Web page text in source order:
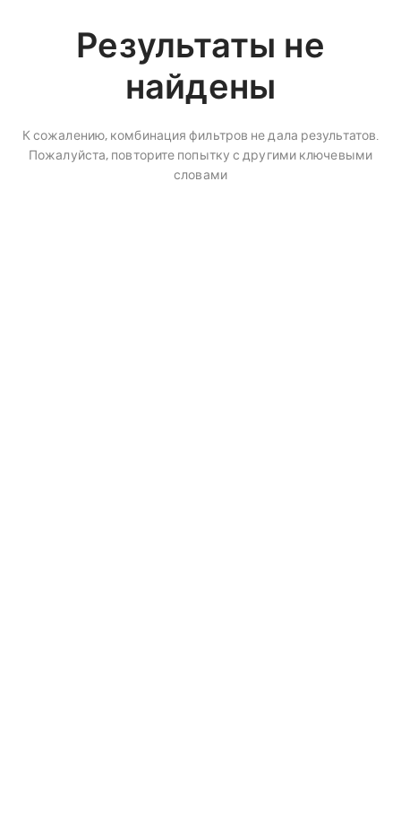
Результаты не
найдены
К сожалению, комбинация фильтров не дала результатов.
Пожалуйста, повторите попытку с другими ключевыми
словами